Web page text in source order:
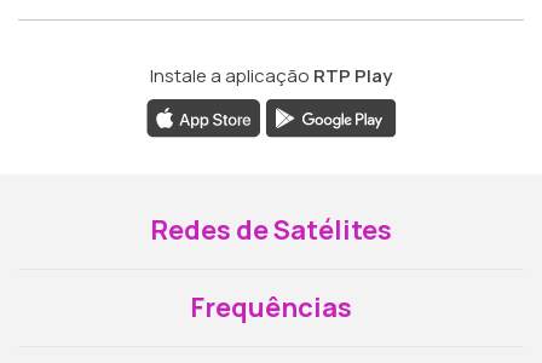
Instale a aplicação RTP Play
Redes de Satélites
Frequências